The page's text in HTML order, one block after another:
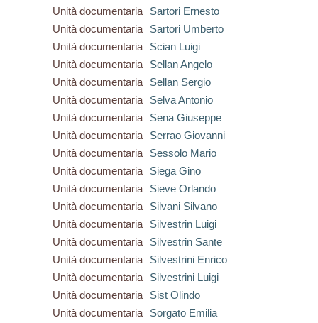
Unità documentaria
Sartori Ernesto
Unità documentaria
Sartori Umberto
Unità documentaria
Scian Luigi
Unità documentaria
Sellan Angelo
Unità documentaria
Sellan Sergio
Unità documentaria
Selva Antonio
Unità documentaria
Sena Giuseppe
Unità documentaria
Serrao Giovanni
Unità documentaria
Sessolo Mario
Unità documentaria
Siega Gino
Unità documentaria
Sieve Orlando
Unità documentaria
Silvani Silvano
Unità documentaria
Silvestrin Luigi
Unità documentaria
Silvestrin Sante
Unità documentaria
Silvestrini Enrico
Unità documentaria
Silvestrini Luigi
Unità documentaria
Sist Olindo
Unità documentaria
Sorgato Emilia